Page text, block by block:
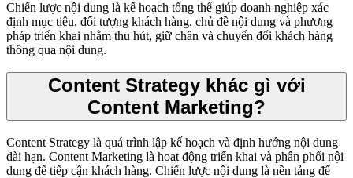
Chiến lược nội dung là kế hoạch tổng thể giúp doanh nghiệp xác
định mục tiêu, đối tượng khách hàng, chủ đề nội dung và phương
pháp triển khai nhằm thu hút, giữ chân và chuyển đổi khách hàng
thông qua nội dung.
Content Strategy khác gì với
Content Marketing?
Content Strategy là quá trình lập kế hoạch và định hướng nội dung
dài hạn. Content Marketing là hoạt động triển khai và phân phối nội
dung để tiếp cận khách hàng. Chiến lược nội dung là nền tảng để